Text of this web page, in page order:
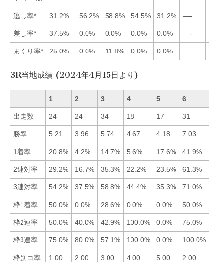
逃し率* 31.2% 56.2% 58.8% 54.5% 31.2% —-
差し率* 37.5% 0.0% 0.0% 0.0% 0.0% —-
まくり率* 25.0% 0.0% 11.8% 0.0% 0.0% —-
3R当地成績 (2024年4月15日より)
1 2 3 4 5 6
出走数 24 24 34 18 17 31
勝率 5.21 3.96 5.74 4.67 4.18 7.03
1着率 20.8% 4.2% 14.7% 5.6% 17.6% 41.9%
2連対率 29.2% 16.7% 35.3% 22.2% 23.5% 61.3%
3連対率 54.2% 37.5% 58.8% 44.4% 35.3% 71.0%
枠1着率 50.0% 0.0% 28.6% 0.0% 0.0% 50.0%
枠2連率 50.0% 40.0% 42.9% 100.0% 0.0% 75.0%
枠3連率 75.0% 80.0% 57.1% 100.0% 0.0% 100.0%
枠別コ率 1.00 2.00 3.00 4.00 5.00 2.00